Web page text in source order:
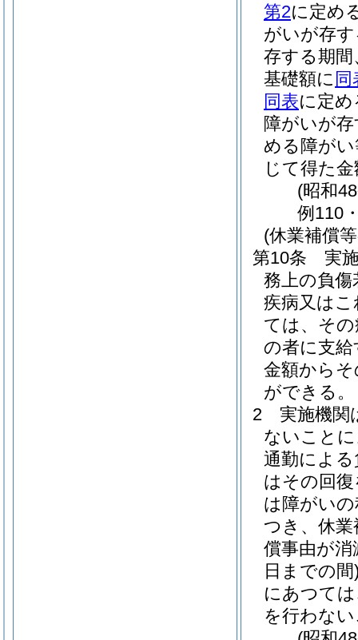
第2に定め
がいが存
存する期間
基礎額に 同
同表に定
障がいが
める障が
じて得た
(昭和
例110
(休業補償
第10条
実
務上の負
疾病又は
ては、そ
の者に支
金額から
ができる。
2
実施機関
ないこと
通勤によ
はその回
は障がい
つき、休
償事由が
日までの間
にあつて
を行わな